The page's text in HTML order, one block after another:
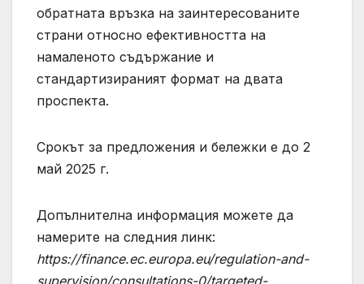
обратната връзка на заинтересованите
страни относно ефективността на
намаленото съдържание и
стандартизираният формат на двата
проспекта.
Срокът за предложения и бележки е до 2
май 2025 г.
Допълнителна информация можете да
намерите на следния линк:
https://finance.ec.europa.eu/regulation-and-
supervision/consultations-0/targeted-